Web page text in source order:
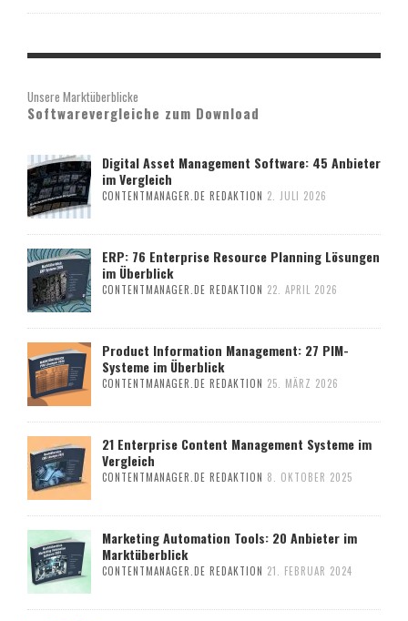
Unsere Marktüberblicke
Softwarevergleiche zum Download
Digital Asset Management Software: 45 Anbieter
im Vergleich
CONTENTMANAGER.DE REDAKTION 2. JULI 2026
ERP: 76 Enterprise Resource Planning Lösungen
im Überblick
CONTENTMANAGER.DE REDAKTION 22. APRIL 2026
Product Information Management: 27 PIM-
Systeme im Überblick
CONTENTMANAGER.DE REDAKTION 25. MÄRZ 2026
21 Enterprise Content Management Systeme im
Vergleich
CONTENTMANAGER.DE REDAKTION 8. OKTOBER 2025
Marketing Automation Tools: 20 Anbieter im
Marktüberblick
CONTENTMANAGER.DE REDAKTION 21. FEBRUAR 2024